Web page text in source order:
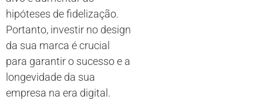
hipóteses de fidelização.
Portanto, investir no design
da sua marca é crucial
para garantir o sucesso e a
longevidade da sua
empresa na era digital.